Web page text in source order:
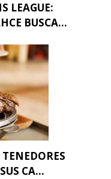
LEAGUE:
BUSCA...
CA...